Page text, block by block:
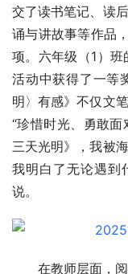
交了读书笔记、读
诵与讲故事等作品
项。六年级（1）
活动中获得了一等
明〉有感》不仅文
“珍惜时光、勇敢
三天光明》，我被
我明白了无论遇到
说。
在教师层面，